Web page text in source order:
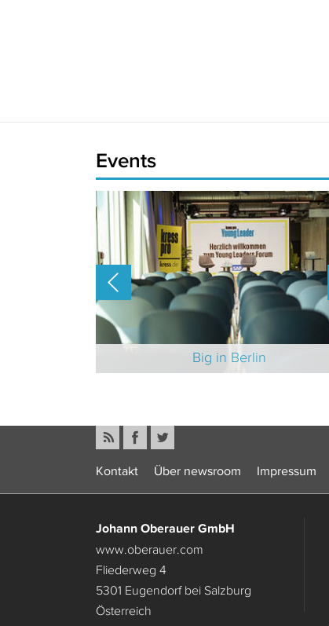
Events
Big in Berlin
Kontakt Über newsroom Impressum
Johann Oberauer GmbH
www.oberauer.com
Fliederweg 4
5301 Eugendorf bei Salzburg
Österreich